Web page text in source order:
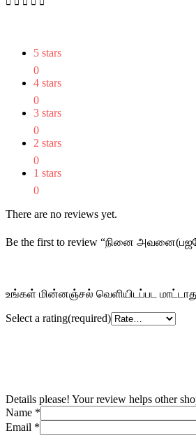
5 stars
0
4 stars
0
3 stars
0
2 stars
0
1 stars
0
There are no reviews yet.
Be the first to review “நினை
உங்கள் மின்னஞ்சல் வெளியிடப்பட
Select a rating(required)
Details please! Your review helps other
Name *
Email *